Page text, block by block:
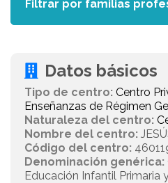
Datos básicos
Tipo de centro: Centro
Enseñanzas de Régimen
Naturaleza del centro:
Nombre del centro:
Código del centro:
Denominación genérica:
Educación Infantil Primaria
Filtrar por familias